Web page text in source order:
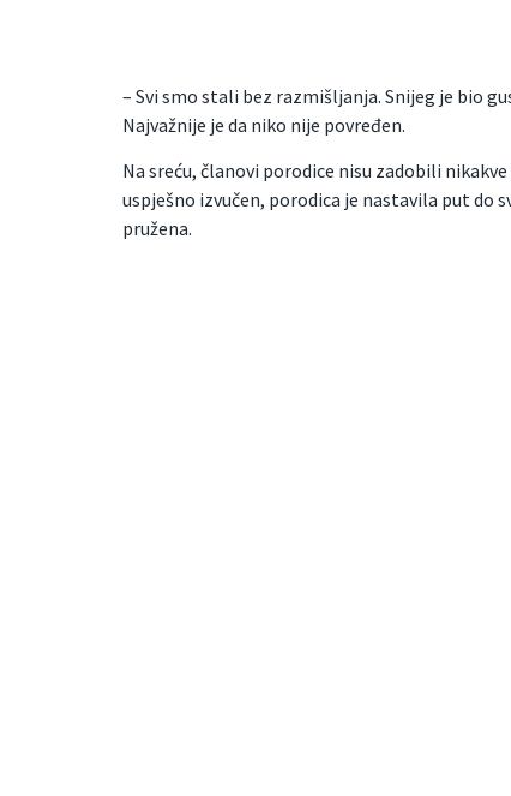
– Svi smo stali bez razmišljanja. Snijeg je bio
Najvažnije je da niko nije povređen.
Na sreću, članovi porodice nisu zadobili
uspješno izvučen, porodica je nastavila put do
pružena.